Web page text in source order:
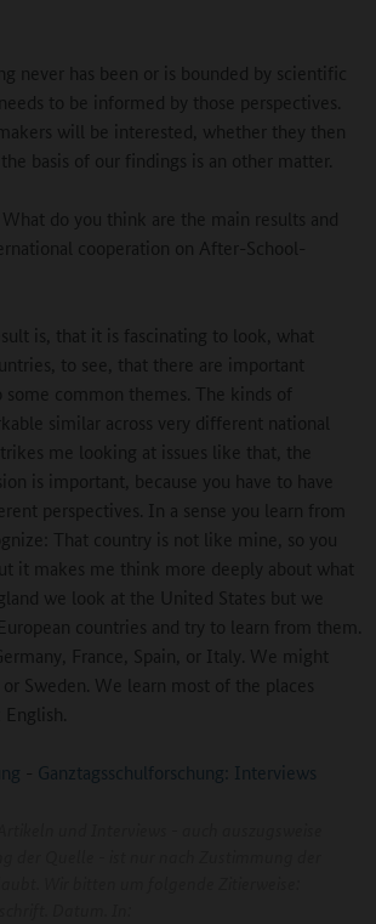
never has been or is bounded by scientific
to be informed by those perspectives.
will be interested, whether they then
basis of our findings is an other matter.
What do you think are the main results and
cooperation on After-School-
is, that it is fascinating to look, what
to see, that there are important
some common themes. The kinds of
similar across very different national
me looking at issues like that, the
is important, because you have to have
perspectives. In a sense you learn from
That country is not like mine, so you
it makes me think more deeply about what
we look at the United States but we
countries and try to learn from them.
France, Spain, or Italy. We might
Sweden. We learn most of the places
- Ganztagsschulforschung: Interviews